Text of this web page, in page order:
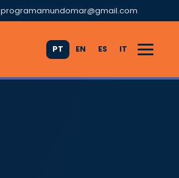
programamundomar@gmail.com
PT EN ES IT